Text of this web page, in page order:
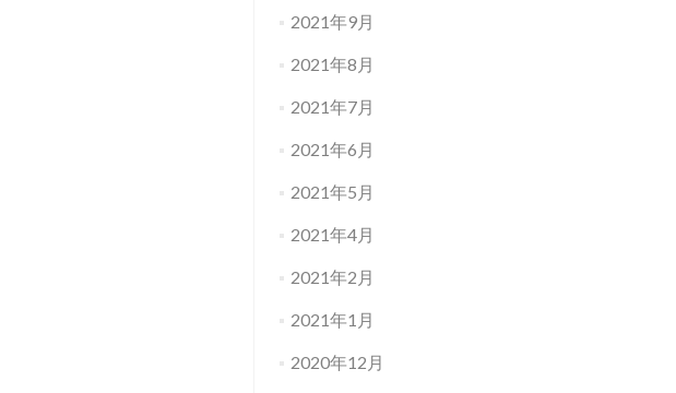
2021年9月
2021年8月
2021年7月
2021年6月
2021年5月
2021年4月
2021年2月
2021年1月
2020年12月